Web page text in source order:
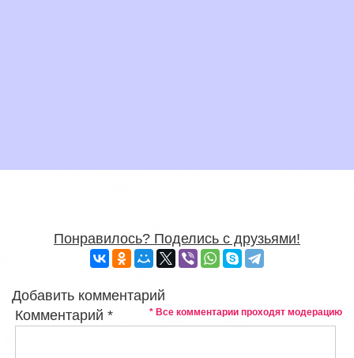
Понравилось? Поделись с друзьями!
Добавить комментарий
* Все комментарии проходят модерацию
Комментарий*